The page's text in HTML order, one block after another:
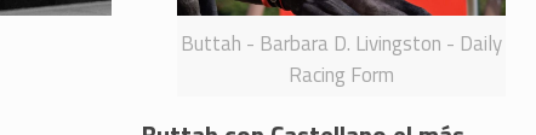
Buttah - Barbara D. Livingston - Daily
Racing Form